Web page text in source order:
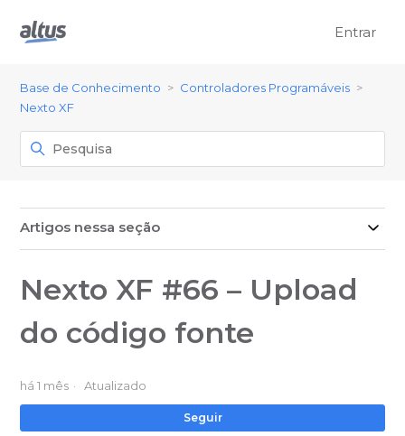
Entrar
Base de Conhecimento
Controladores Programáveis
Nexto XF
Artigos nessa seção
Nexto XF #66 – Upload
do código fonte
há 1 mês Atualizado
Seguir